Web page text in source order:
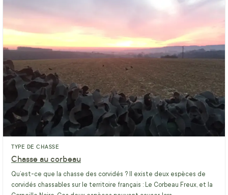
TYPE DE CHASSE
Chasse au corbeau
Qu’est-ce que la chasse des corvidés ? Il existe deux espèces de
corvidés chassables sur le territoire français : Le Corbeau Freux, et la